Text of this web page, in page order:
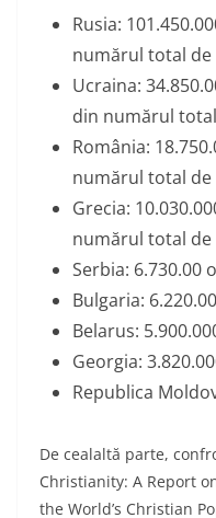
Rusia:
numărul total
Ucraina:
din numărul
România:
numărul total
Grecia:
numărul total
Serbia: 6.730.00
Bulgaria:
Belarus:
Georgia:
Republica
De cealaltă parte,
Christianity: A Report
the World’s Christian